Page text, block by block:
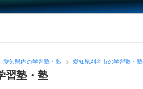
愛知県内の学習塾・塾 愛知県刈谷市の学習塾・塾
習塾・塾